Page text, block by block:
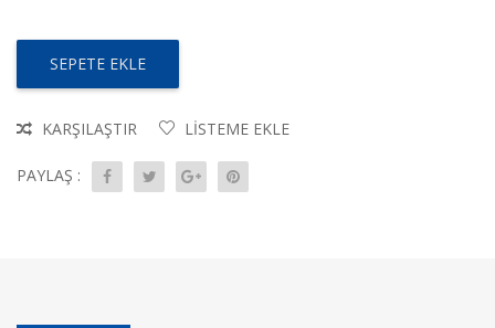
SEPETE EKLE
KARŞILAŞTIR LISTEME EKLE
PAYLAŞ :